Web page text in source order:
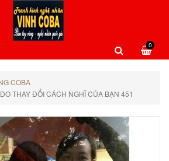
0
COBA
THAY ĐỔI CÁCH NGHĨ CỦA BẠN 451